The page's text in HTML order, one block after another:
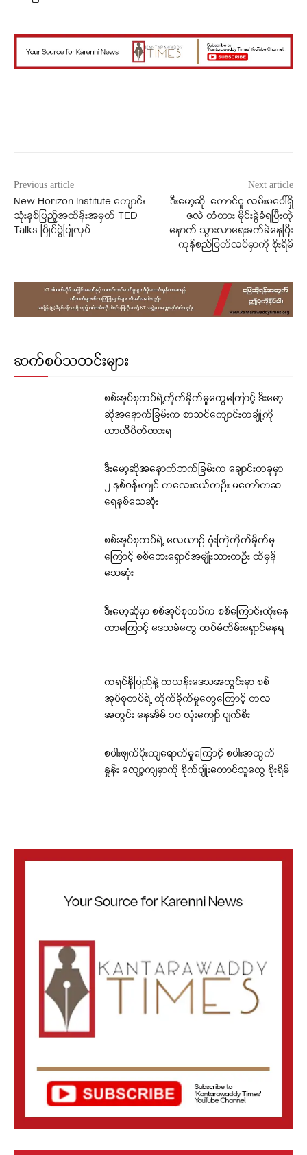
Previous article
New Horizon Institute ကျောင်း
သုံးနှစ်ပြည့်အထိန်းအမှတ် TED
Talks ပြိုင်ပွဲပြုလုပ်
Next article
ဒီးမော့ဆို-တောင်ငူ လမ်းမပေါ်ရှိ
ဇလဲ တံတား မိုင်းခွဲခံရပြီးတဲ့
နောက် သွားလာရေးခက်ခဲနေပြီး
ကုန်စည်ပြတ်လပ်မှာကို စိုးရိမ်
ဆက်စပ်သတင်းများ
စစ်အုပ်စုတပ်ရဲ့တိုက်ခိုက်မှုတွေကြောင့် ဒီးမော့
ဆိုအနောက်ခြမ်းက စာသင်ကျောင်းတချို့ကို
ယာယီပိတ်ထားရ
ဒီးမော့ဆိုအနောက်ဘက်ခြမ်းက ချောင်းတခုမှာ
၂ နှစ်ဝန်းကျင် ကလေးငယ်တဦး မတော်တဆ
ရေနစ်သေဆုံး
စစ်အုပ်စုတပ်ရဲ့ လေယာဉ် ဗုံးကြဲတိုက်ခိုက်မှု
ကြောင့် စစ်ဘေးရှောင်အမျိုးသားတဦး ထိမှန်
သေဆုံး
ဒီးမော့ဆိုမှာ စစ်အုပ်စုတပ်က စစ်ကြောင်းထိုးနေ
တာကြောင့် ဒေသခံတွေ ထပ်မံတိမ်းရှောင်နေရ
ကရင်နီပြည်နဲ့ ကယန်းဒေသအတွင်းမှာ စစ်
အုပ်စုတပ်ရဲ့ တိုက်ခိုက်မှုတွေကြောင့် တလ
အတွင်း နေအိမ် ၁၀ လုံးကျော် ပျက်စီး
စပါးဖျက်ပိုးကျရောက်မှုကြောင့် စပါးအထွက်
နှုန်း လျော့ကျမှာကို စိုက်ပျိုးတောင်သူတွေ စိုးရိမ်